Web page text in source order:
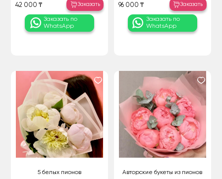
42 000 ₸ Заказать
Заказать по
WhatsApp
96 000 ₸ Заказать
Заказать по
WhatsApp
5 белых пионов Авторские букеты из пионов